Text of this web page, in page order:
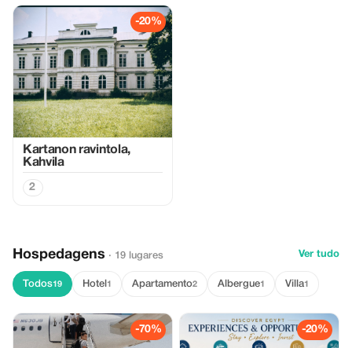
-20%
Kartanon ravintola,
Kahvila
2
Hospedagens · 19 lugares Ver tudo
Todos19 Hotel 1 Apartamento2 Albergue1 Villa1
-70% -20%